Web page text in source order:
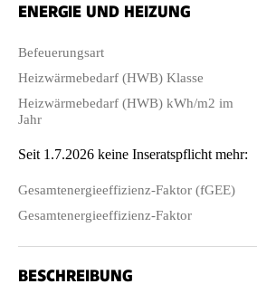
ENERGIE UND HEIZUNG
Befeuerungsart
Heizwärmebedarf (HWB) Klasse
Heizwärmebedarf (HWB) kWh/m2 im
Jahr
Seit 1.7.2026 keine Inseratspflicht mehr:
Gesamtenergieeffizienz-Faktor (fGEE)
Gesamtenergieeffizienz-Faktor
BESCHREIBUNG